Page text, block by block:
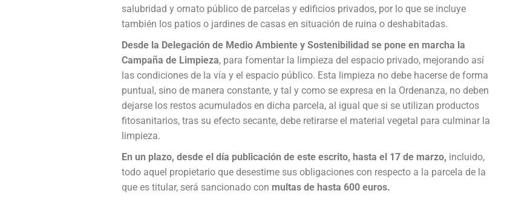
salubridad y ornato público de parcelas y edificios privados, por lo que se incluye
también los patios o jardines de casas en situación de ruina o deshabitadas.
Desde la Delegación de Medio Ambiente y Sostenibilidad se pone en marcha la
Campaña de Limpieza, para fomentar la limpieza del espacio privado, mejorando así
las condiciones de la vía y el espacio público. Esta limpieza no debe hacerse de forma
puntual, sino de manera constante, y tal y como se expresa en la Ordenanza, no deben
dejarse los restos acumulados en dicha parcela, al igual que si se utilizan productos
fitosanitarios, tras su efecto secante, debe retirarse el material vegetal para culminar la
limpieza.
En un plazo, desde el día publicación de este escrito, hasta el 17 de marzo, incluido,
todo aquel propietario que desestime sus obligaciones con respecto a la parcela de la
que es titular, será sancionado con multas de hasta 600 euros.